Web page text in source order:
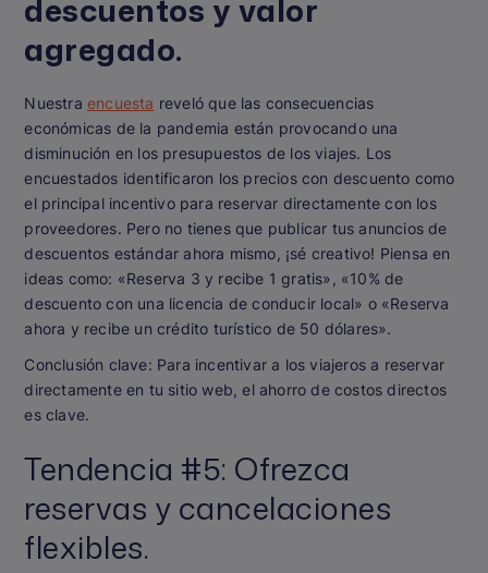
descuentos y valor
agregado.
Nuestra encuesta reveló que las consecuencias
económicas de la pandemia están provocando una
disminución en los presupuestos de los viajes. Los
encuestados identificaron los precios con descuento como
el principal incentivo para reservar directamente con los
proveedores. Pero no tienes que publicar tus anuncios de
descuentos estándar ahora mismo, ¡sé creativo! Piensa en
ideas como: «Reserva 3 y recibe 1 gratis», «10% de
descuento con una licencia de conducir local» o «Reserva
ahora y recibe un crédito turístico de 50 dólares».
Conclusión clave: Para incentivar a los viajeros a reservar
directamente en tu sitio web, el ahorro de costos directos
es clave.
Tendencia #5: Ofrezca
reservas y cancelaciones
flexibles.